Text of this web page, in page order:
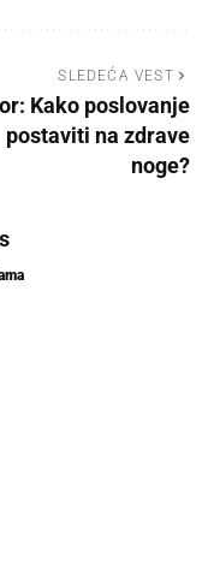
SLEDEĆA VEST
Kako poslovanje
postaviti na zdrave
noge?